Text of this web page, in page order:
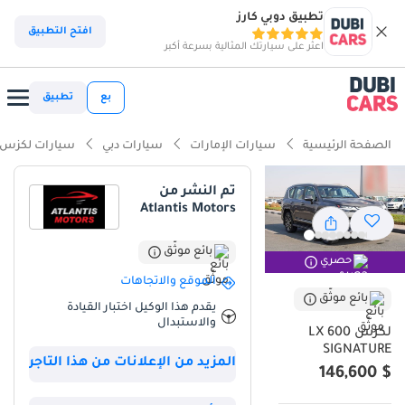
تطبيق دوبي كارز
اعثر على سيارتك المثالية بسرعة أكبر
افتح التطبيق
بع تطبيق
الصفحة الرئيسية سيارات الإمارات سيارات دبي سيارات لكزس
حصري
بائع موثّق
لكزس LX 600
SIGNATURE
$ 146,600
تم النشر من
Atlantis Motors
بائع موثّق
الموقع والاتجاهات
يقدم هذا الوكيل اختبار القيادة
والاستبدال
المزيد من الإعلانات من هذا التاجر
ذكاء دوبي كارز
ذكاء دوبيكارز
أقل معدل استهلاك للقيمة في فئتها
قدرات حقيقية على الطرق الوعرة
نظام صوتي فاخر قياسي
ملخص
تعتبر هذه السيارة الخيار الأمثل لمن يبحث عن الفخامة المطلقة مع راحة
البال التامة في سوق الخليج. تمتاز السيارة بكونها جديدة كلياً وتأتي
بمواصفات خليجية تضمن أعلى مستويات القوة والمتانة في أقسى